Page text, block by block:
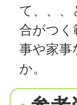
て、、
合がつく
事や家
か。